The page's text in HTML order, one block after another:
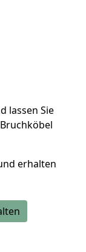
lassen Sie
erhalten